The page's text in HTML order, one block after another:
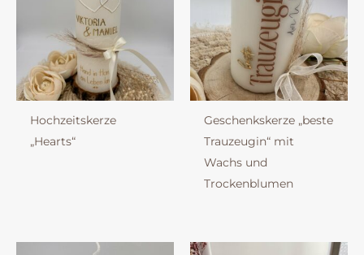
Hochzeitskerze
„Hearts“
Geschenkskerze „beste
Trauzeugin“ mit
Wachs und
Trockenblumen